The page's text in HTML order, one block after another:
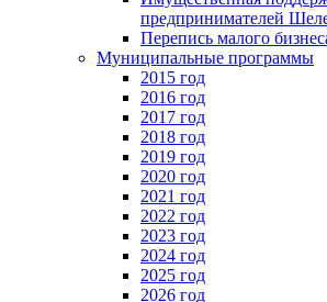
предпринимателей
Перепись малого
Муниципальные программы
2015 год
2016 год
2017 год
2018 год
2019 год
2020 год
2021 год
2022 год
2023 год
2024 год
2025 год
2026 год